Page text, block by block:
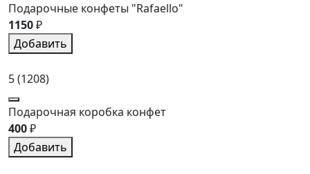
Подарочные конфеты "Rafaello"
1150₽
Добавить
5(1208)
Подарочная коробка конфет
400₽
Добавить